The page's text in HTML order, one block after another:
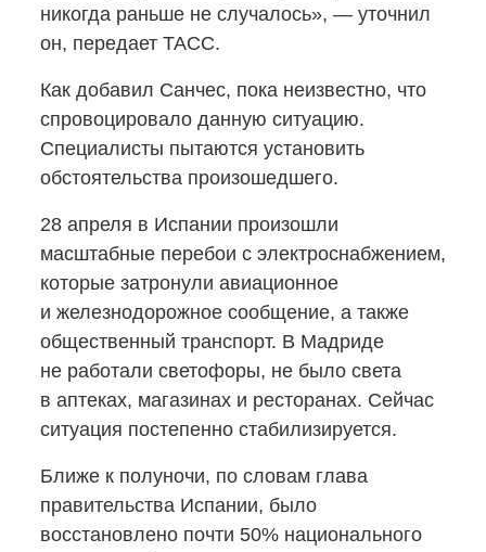
никогда раньше не случалось», — уточнил
он, передает ТАСС.
Как добавил Санчес, пока неизвестно, что
спровоцировало данную ситуацию.
Специалисты пытаются установить
обстоятельства произошедшего.
28 апреля в Испании произошли
масштабные перебои с электроснабжением,
которые затронули авиационное
и железнодорожное сообщение, а также
общественный транспорт. В Мадриде
не работали светофоры, не было света
в аптеках, магазинах и ресторанах. Сейчас
ситуация постепенно стабилизируется.
Ближе к полуночи, по словам глава
правительства Испании, было
восстановлено почти 50% национального